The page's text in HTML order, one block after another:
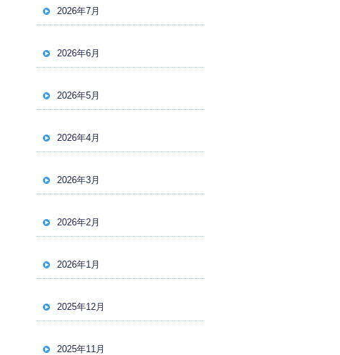
2026年7月
2026年6月
2026年5月
2026年4月
2026年3月
2026年2月
2026年1月
2025年12月
2025年11月